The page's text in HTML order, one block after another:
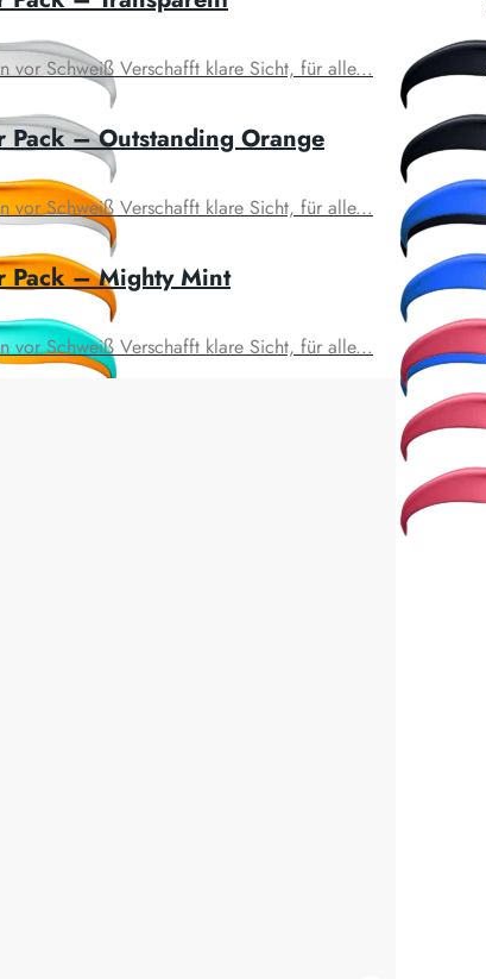
vor Schweiß Verschafft klare Sicht, für alle...
Pack – Outstanding Orange
vor Schweiß Verschafft klare Sicht, für alle...
Pack – Mighty Mint
vor Schweiß Verschafft klare Sicht, für alle...